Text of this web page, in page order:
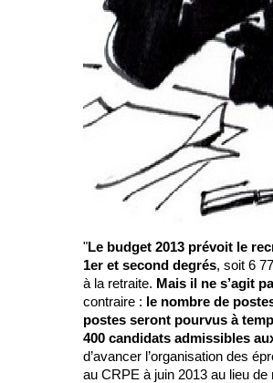
"Le budget 2013 prévoit le
1er et second degrés, soit 6
à la retraite. Mais il ne s’agit
contraire : le nombre de
postes seront pourvus à
400 candidats admissibles
d’avancer l’organisation des
au CRPE à juin 2013 au lieu